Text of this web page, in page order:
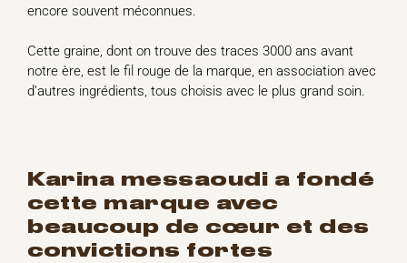
encore souvent méconnues.
Cette graine, dont on trouve des traces 3000 ans avant
notre ère, est le fil rouge de la marque, en association avec
d’autres ingrédients, tous choisis avec le plus grand soin.
karina messaoudi a fondé
cette marque avec
beaucoup de cœur et des
convictions fortes